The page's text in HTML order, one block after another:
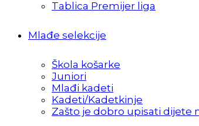
Tablica Premijer liga
Mlađe selekcije
Škola košarke
Juniori
Mlađi kadeti
Kadeti/Kadetkinje
Zašto je dobro upisati dijete